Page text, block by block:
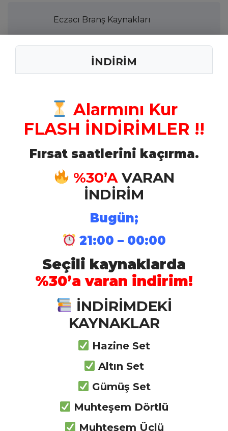
Eczacı Branş Kaynakları
Kimyager Branş Kaynakları
Veteriner Branş Kaynakları
İstihkam Branş Kaynakları
Mühendis Branş Kaynakları
Daima Güncel Kal
Eğlenerek Öğren
Zihin Haritaları Yöntemiyle
Sınav Formatında Sorular
İNDİRİM
Alarmını Kur
FLASH İNDİRİMLER !!
Fırsat saatlerini kaçırma.
%30’A VARAN
İNDİRİM
Bugün;
21:00 – 00:00
Seçili kaynaklarda
%30’a varan indirim!
İNDİRİMDEKİ
KAYNAKLAR
Hazine Set
Altın Set
Gümüş Set
Muhteşem Dörtlü
Muhteşem Üçlü